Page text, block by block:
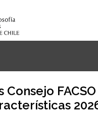
PREGRADOFACSO